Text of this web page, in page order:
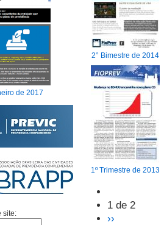
de 2017
site:
2° Bimestre de 2014
1º Trimestre de 2013
1 de 2
››